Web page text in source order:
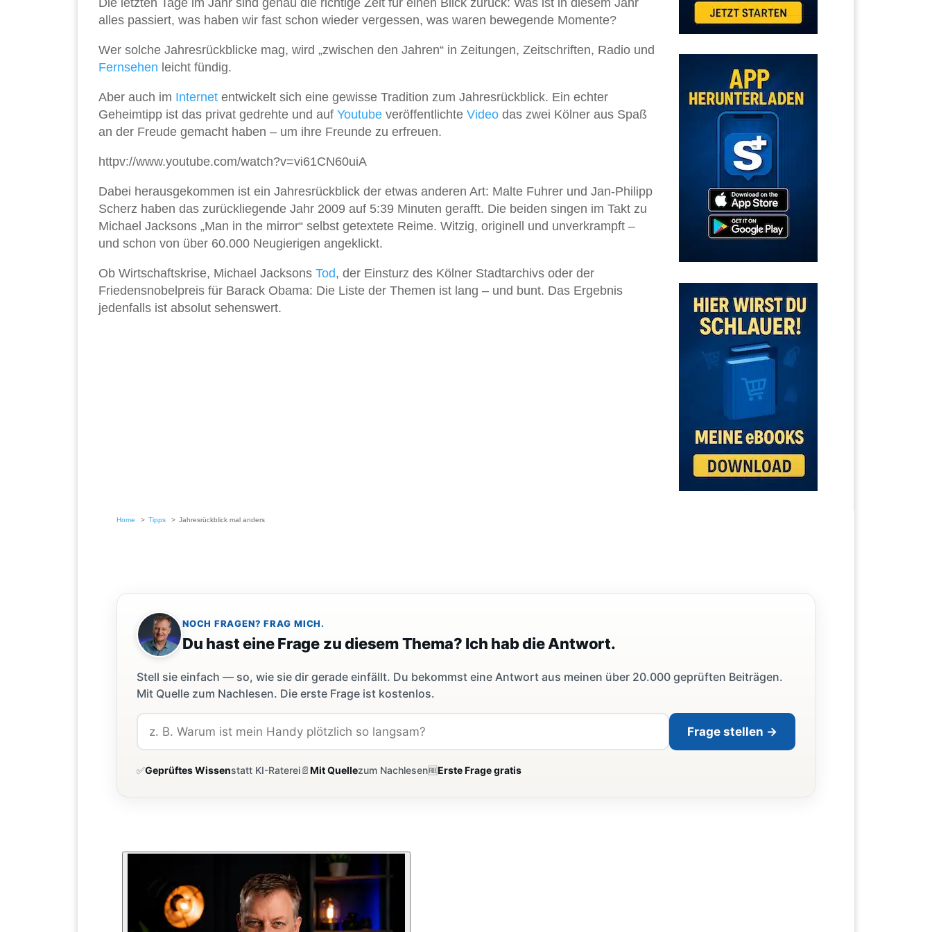
Die letzten Tage im Jahr sind genau die richtige Zeit für einen Blick zurück: Was ist in diesem Jahr
alles passiert, was haben wir fast schon wieder vergessen, was waren bewegende Momente?
Wer solche Jahresrückblicke mag, wird „zwischen den Jahren“ in Zeitungen, Zeitschriften, Radio und
Fernsehen leicht fündig.
Aber auch im Internet entwickelt sich eine gewisse Tradition zum Jahresrückblick. Ein echter
Geheimtipp ist das privat gedrehte und auf Youtube veröffentlichte Video das zwei Kölner aus Spaß
an der Freude gemacht haben – um ihre Freunde zu erfreuen.
httpv://www.youtube.com/watch?v=vi61CN60uiA
Dabei herausgekommen ist ein Jahresrückblick der etwas anderen Art: Malte Fuhrer und Jan-Philipp
Scherz haben das zurückliegende Jahr 2009 auf 5:39 Minuten gerafft. Die beiden singen im Takt zu
Michael Jacksons „Man in the mirror“ selbst getextete Reime. Witzig, originell und unverkrampft –
und schon von über 60.000 Neugierigen angeklickt.
Ob Wirtschaftskrise, Michael Jacksons Tod, der Einsturz des Kölner Stadtarchivs oder der
Friedensnobelpreis für Barack Obama: Die Liste der Themen ist lang – und bunt. Das Ergebnis
jedenfalls ist absolut sehenswert.
Home Tipps Jahresrückblick mal anders
NOCH FRAGEN? FRAG MICH.
Du hast eine Frage zu diesem Thema? Ich hab die Antwort.
Stell sie einfach — so, wie sie dir gerade einfällt. Du bekommst eine Antwort aus meinen über 20.000 geprüften Beiträgen.
Mit Quelle zum Nachlesen. Die erste Frage ist kostenlos.
Frage stellen →
✅Geprüftes Wissenstatt KI-Raterei📄Mit Quellezum Nachlesen🆓Erste Frage gratis